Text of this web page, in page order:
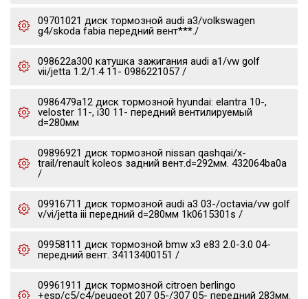
09701021 диск тормозной audi a3/volkswagen
g4/skoda fabia передний вент***./
098622a300 катушка зажигания audi a1/vw golf
vii/jetta 1.2/1.4 11- 0986221057 /
0986479a12 диск тормозной hyundai: elantra 10-,
veloster 11-, i30 11- передний вентилируемый
d=280мм
09896921 диск тормозной nissan qashqai/x-
trail/renault koleos задний вент.d=292мм. 432064ba0a
/
09916711 диск тормозной audi a3 03-/octavia/vw golf
v/vi/jetta iii передний d=280мм 1k0615301s /
09958111 диск тормозной bmw x3 e83 2.0-3.0 04-
передний вент. 34113400151 /
09961911 диск тормозной citroen berlingo
+esp/c5/c4/peugeot 207 05-/307 05- передний 283мм.